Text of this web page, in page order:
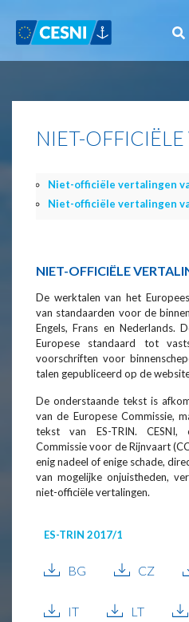
NIET-
Niet-officiële vertalingen
Niet-officiële vertalingen
NIET-OFFICIËLE
De werktalen van het
van standaarden voor de
Engels, Frans en Nederlands.
Europese standaard tot
voorschriften voor
talen gepubliceerd op de
De onderstaande tekst is
van de Europese Commissie,
tekst van ES-TRIN.
Commissie voor de Rijnvaart
enig nadeel of enige schade,
van mogelijke onjuistheden,
niet-officiële vertalingen.
ES-TRIN 2017/1
BG CZ
IT LT